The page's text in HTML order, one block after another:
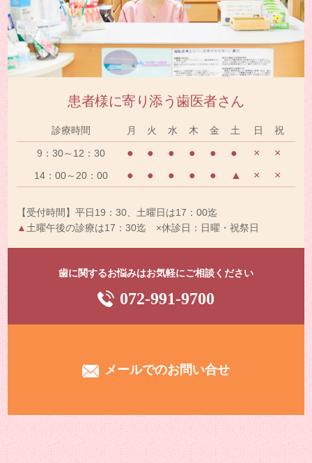
患者様に寄り添う歯医者さん
診療時間 月 火 水 木 金 土 日 祝
9：30～12：30 ● ● ● ● ● ● × ×
14：00～20：00 ● ● ● ● ● ▲ × ×
【受付時間】平日19：30、土曜日は17：00迄
▲土曜午後の診療は17：30迄 ×休診日：日曜・祝祭日
歯に関するお悩みはお気軽にご相談ください
072-991-9700
メールでのお問い合せ